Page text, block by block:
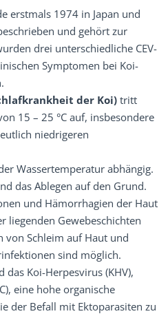
erstmals 1974 in Japan und
und gehört zur
drei unterschiedliche CEV-
Symptomen bei Koi-
der Koi) tritt
15 – 25 °C auf, insbesondere
niedrigeren
Wassertemperatur abhängig.
das Ablegen auf den Grund.
und Hämorrhagien der Haut
liegenden Gewebeschichten
Schleim auf Haut und
sind möglich.
Koi-Herpesvirus (KHV),
eine hohe organische
der Befall mit Ektoparasiten zu